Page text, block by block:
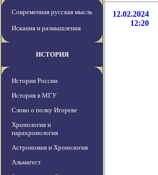
Современная русская мысль
Искания и размышления
ИСТОРИЯ
История России
История в МГУ
Слово о полку Игореве
Хронология и
парахронология
Астрономия и Хронология
Альмагест
12.02.2024
12:20